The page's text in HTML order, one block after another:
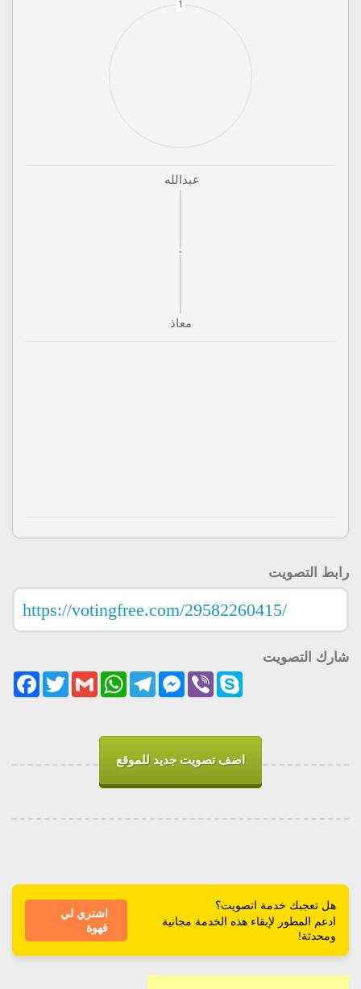
رابط التصويت
شارك التصويت
TwitterGmail
WhatsAppTelegram
Messenger ViberSkype
اضف تصويت جديد للموقع
هل تعجبك خدمة اتصويت؟
ادعم المطور لإبقاء هذه الخدمة مجانية
ومحدثة!
اشتري لي
قهوة